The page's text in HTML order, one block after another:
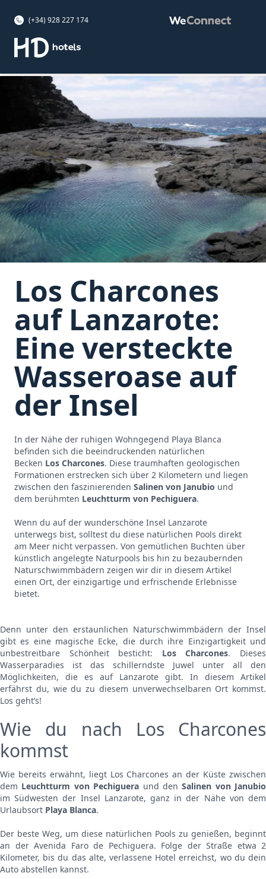
(+34) 928 227 174
Los Charcones
auf Lanzarote:
Eine versteckte
Wasseroase auf
der Insel
In der Nähe der ruhigen Wohngegend Playa Blanca
befinden sich die beeindruckenden natürlichen
Becken Los Charcones. Diese traumhaften geologischen
Formationen erstrecken sich über 2 Kilometern und liegen
zwischen den faszinierenden Salinen von Janubio und
dem berühmten Leuchtturm von Pechiguera.
Wenn du auf der wunderschöne Insel Lanzarote
unterwegs bist, solltest du diese natürlichen Pools direkt
am Meer nicht verpassen. Von gemütlichen Buchten über
künstlich angelegte Naturpools bis hin zu bezaubernden
Naturschwimmbädern zeigen wir dir in diesem Artikel
einen Ort, der einzigartige und erfrischende Erlebnisse
bietet.
Denn unter den erstaunlichen Naturschwimmbädern der Insel
gibt es eine magische Ecke, die durch ihre Einzigartigkeit und
unbestreitbare Schönheit besticht: Los Charcones. Dieses
Wasserparadies ist das schillerndste Juwel unter all den
Möglichkeiten, die es auf Lanzarote gibt. In diesem Artikel
erfährst du, wie du zu diesem unverwechselbaren Ort kommst.
Los geht’s!
Wie du nach Los Charcones
kommst
Wie bereits erwähnt, liegt Los Charcones an der Küste zwischen
dem Leuchtturm von Pechiguera und denSalinen von Janubio
im Südwesten der Insel Lanzarote, ganz in der Nähe von dem
Urlaubsort Playa Blanca.
Der beste Weg, um diese natürlichen Pools zu genießen, beginnt
an der Avenida Faro de Pechiguera. Folge der Straße etwa 2
Kilometer, bis du das alte, verlassene Hotel erreichst, wo du dein
Auto abstellen kannst.